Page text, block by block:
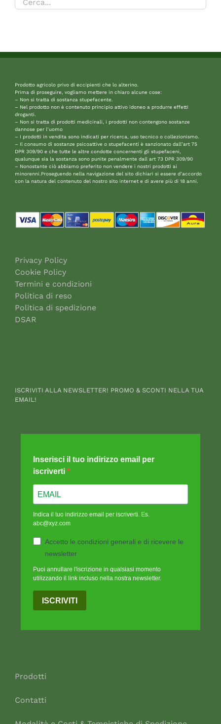
Prodotto agricolo privo di eccipienti che lo alterino.
Prima di proseguire, vogliamo mettere in chiaro alcune cose:
– Non si tratta di sostanza stupefacente.
– Nel prodotto non è contenuto principio attivo idoneo a produrre effetti
droganti.
– Non si tratta di prodotti medicinali, i prodotti non contengono sostanze
dannose per l’uomo
– I prodotti in vendita sono indicati per ricerca, uso tecnico o collezionismo.
– Il consumo di sostanze psicoattive o stupefacenti è sanzionato dall’art 75
DPR 309/90 e che tutte le altre condotte concernenti gli stupefaceni,
qualunque sia la sostanza sono punite penalmente dall art 73 DPR 309/90
– Nonostante ciò abbiamo preferito non vendere i nostri prodotti ai
minorenni.Proseguendo nella navigazione del sito dichiari si essere d’accordo
con la natura del contenuto del nostro sito internet e di avere più di 18 anni.
Privacy Policy
Cookie Policy
Termini e condizioni
Politica di reso
Politica di spedizione
DSAR
ISCRIVITI ALLA NEWSLETTER! PROMO & SCONTI NELLA TUA
EMAIL!
Inserisci il tuo indirizzo email per
iscriverti
Indica il tuo indirizzo email per iscriverti. Es.
abc@xyz.com
Accetto le condizioni generali e di ricevere le
newsletter
Puoi annullare l'iscrizione in qualsiasi momento
utilizzando il link incluso nella nostra newsletter.
ISCRIVITI
Prodotti
Contatti